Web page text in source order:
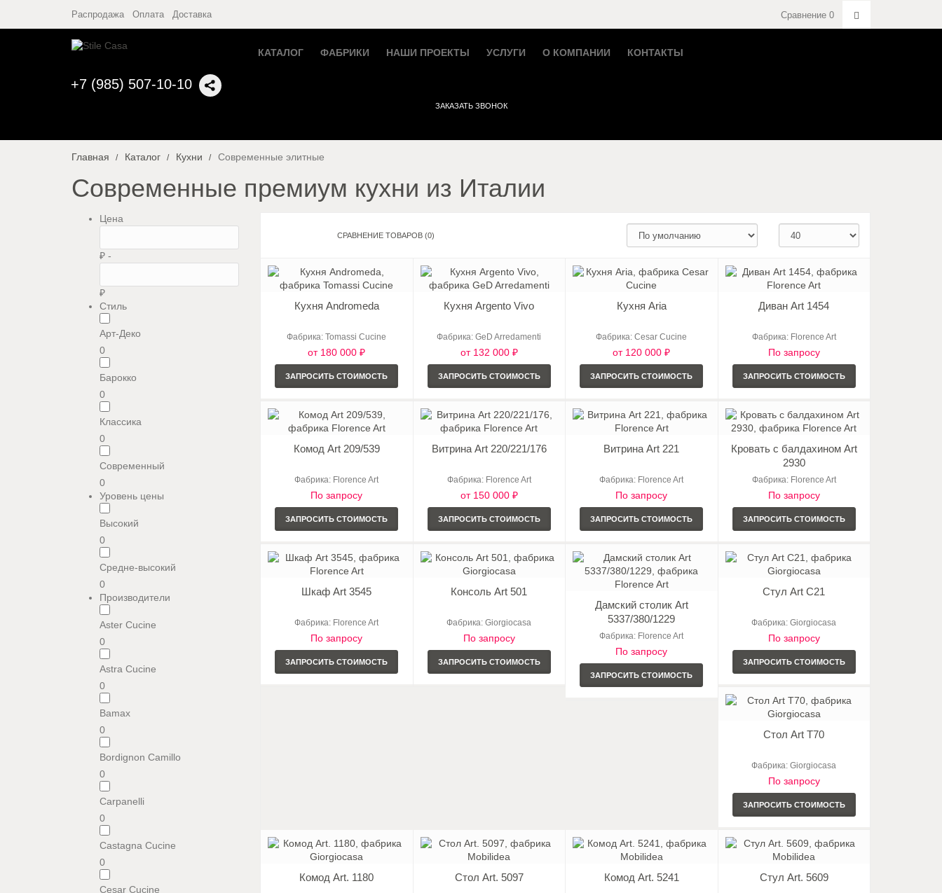
Распродажа Оплата Доставка Сравнение 0
КАТАЛОГ ФАБРИКИ НАШИ ПРОЕКТЫ УСЛУГИ О КОМПАНИИ КОНТАКТЫ
+7 (985) 507-10-10
ЗАКАЗАТЬ ЗВОНОК
Главная Каталог Кухни Современные элитные
Современные премиум кухни из Италии
Цена
₽ -
₽
Стиль
Арт-Деко
0
Барокко
0
Классика
0
Современный
0
Уровень цены
Высокий
0
Средне-высокий
0
Производители
Aster Cucine
0
Astra Cucine
0
Bamax
0
Bordignon Camillo
0
Carpanelli
0
Castagna Cucine
0
Cesar Cucine
СРАВНЕНИЕ ТОВАРОВ (0)
от 180 000 ₽
Кухня Andromeda
Фабрика: Tomassi Cucine
ЗАПРОСИТЬ СТОИМОСТЬ
от 132 000 ₽
Кухня Argento Vivo
Фабрика: GeD Arredamenti
ЗАПРОСИТЬ СТОИМОСТЬ
от 120 000 ₽
Кухня Aria
Фабрика: Cesar Cucine
ЗАПРОСИТЬ СТОИМОСТЬ
По запросу
Диван Art 1454
Фабрика: Florence Art
ЗАПРОСИТЬ СТОИМОСТЬ
По запросу
Комод Art 209/539
Фабрика: Florence Art
ЗАПРОСИТЬ СТОИМОСТЬ
от 150 000 ₽
Витрина Art 220/221/176
Фабрика: Florence Art
ЗАПРОСИТЬ СТОИМОСТЬ
По запросу
Витрина Art 221
Фабрика: Florence Art
ЗАПРОСИТЬ СТОИМОСТЬ
По запросу
Кровать с балдахином Art
2930
Фабрика: Florence Art
ЗАПРОСИТЬ СТОИМОСТЬ
По запросу
Шкаф Art 3545
Фабрика: Florence Art
ЗАПРОСИТЬ СТОИМОСТЬ
По запросу
Консоль Art 501
Фабрика: Giorgiocasa
ЗАПРОСИТЬ СТОИМОСТЬ
По запросу
Дамский столик Art
5337/380/1229
Фабрика: Florence Art
ЗАПРОСИТЬ СТОИМОСТЬ
По запросу
Стул Art C21
Фабрика: Giorgiocasa
ЗАПРОСИТЬ СТОИМОСТЬ
По запросу
Стол Art T70
Фабрика: Giorgiocasa
ЗАПРОСИТЬ СТОИМОСТЬ
Комод Art. 1180 Стол Art. 5097 Комод Art. 5241 Стул Art. 5609